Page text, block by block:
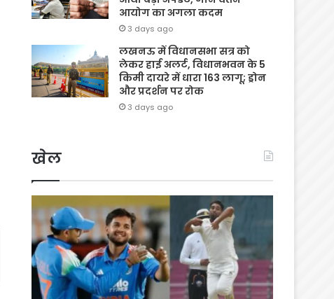
आयोग का अगला कदम
3 days ago
लखनऊ में विधानसभा सत्र को
लेकर हाई अलर्ट, विधानभवन के 5
किमी दायरे में धारा 163 लागू; ड्रोन
और प्रदर्शन पर रोक
3 days ago
खेल